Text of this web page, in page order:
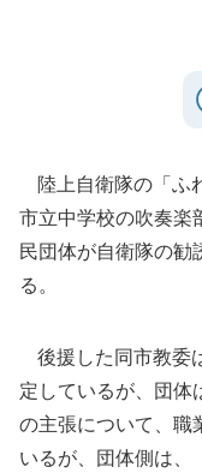
陸上自衛隊の「ふ
市立中学校の吹奏楽
民団体が自衛隊の勧
る。
後援した同市教委
定しているが、団体
の主張について、職
いるが、団体側は、